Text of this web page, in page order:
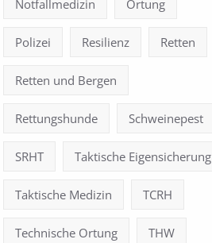
Notfallmedizin Ortung
Polizei Resilienz Retten
Retten und Bergen
Rettungshunde Schweinepest
SRHT Taktische Eigensicherung
Taktische Medizin TCRH
Technische Ortung THW